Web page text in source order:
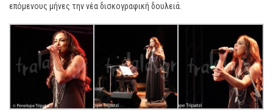
επόμενους μήνες την νέα δισκογραφική δουλειά.